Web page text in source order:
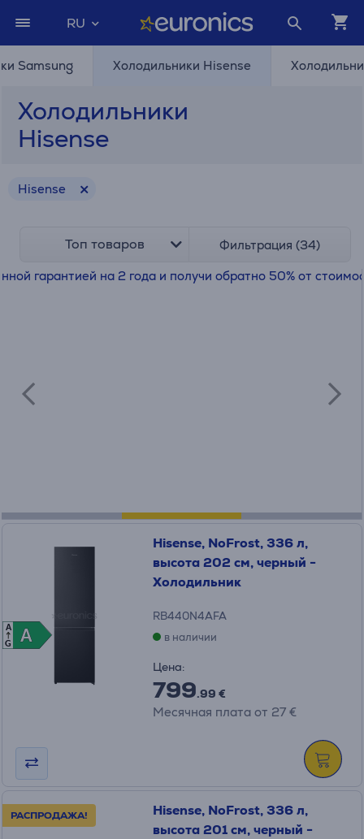
RU
Samsung Холодильники Hisense
Холодильники
Hisense
Hisense
Топ товаров Фильтрация (34)
A
A
A
G
Hisense, NoFrost, 336 л,
высота 202 см, черный -
Холодильник
RB440N4AFA
в наличии
Цена:
799.99 €
Месячная плата от 27 €
РАСПРОДАЖА!
Hisense, NoFrost, 336 л,
высота 201 см, черный -